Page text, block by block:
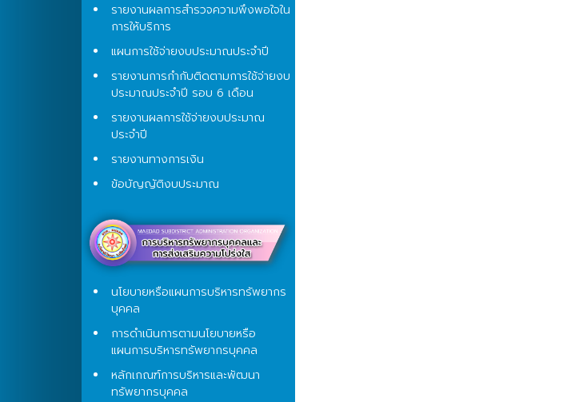
รายงานผลการสำรวจความพึงพอใจใน
การให้บริการ
แผนการใช้จ่ายงบประมาณประจำปี
รายงานการกำกับติดตามการใช้จ่ายงบ
ประมาณประจำปี รอบ 6 เดือน
รายงานผลการใช้จ่ายงบประมาณ
ประจำปี
รายงานทางการเงิน
ข้อบัญญัติงบประมาณ
นโยบายหรือแผนการบริหารทรัพยากร
บุคคล
การดำเนินการตามนโยบายหรือ
แผนการบริหารทรัพยากรบุคคล
หลักเกณฑ์การบริหารและพัฒนา
ทรัพยากรบุคคล